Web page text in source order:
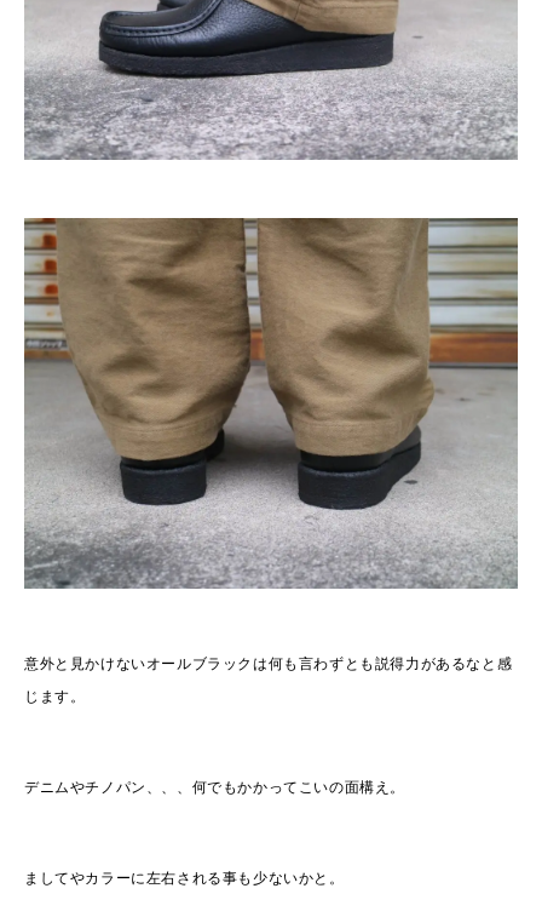
意外と見かけないオールブラックは何も言わずとも説得力があるなと感
じます。
デニムやチノパン、、、何でもかかってこいの面構え。
ましてやカラーに左右される事も少ないかと。